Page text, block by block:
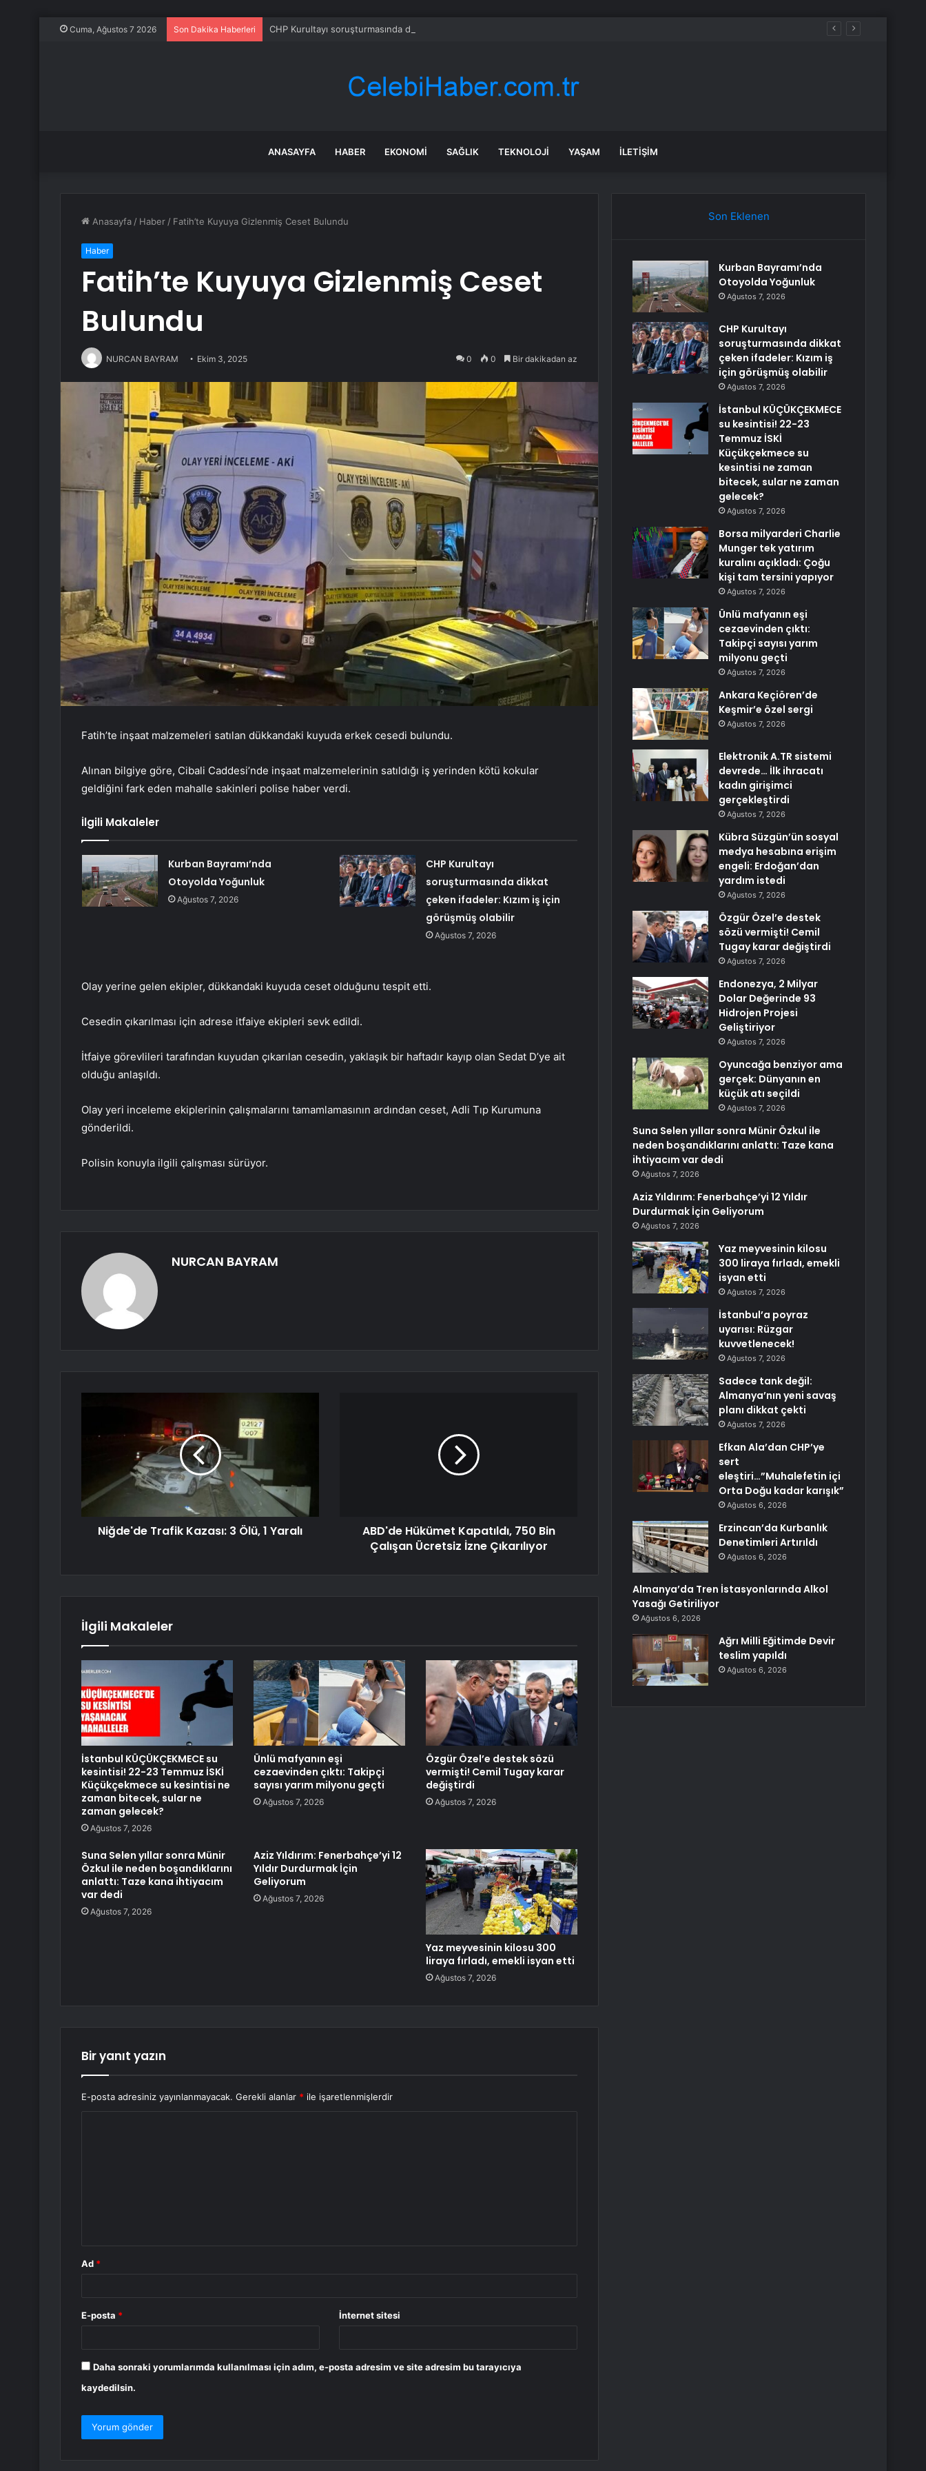
Cuma, Ağustos 7 2026 Son Dakika Haberleri CHP Kurultayı soruşturmasında dikkat çeken ifadeler: Kızım iş için görüşmüş olabilir
ANASAYFA HABER EKONOMI SAĞLIK TEKNOLOJI YAŞAM İLETIŞIM
Anasayfa / Haber / Fatih’te Kuyuya Gizlenmiş Ceset Bulundu
Haber
Fatih’te Kuyuya Gizlenmiş Ceset
Bulundu
NURCAN BAYRAM Ekim 3, 2025 0 0 Bir dakikadan az
Fatih’te inşaat malzemeleri satılan dükkandaki kuyuda erkek cesedi bulundu.
Alınan bilgiye göre, Cibali Caddesi’nde inşaat malzemelerinin satıldığı iş yerinden kötü kokular
geldiğini fark eden mahalle sakinleri polise haber verdi.
İlgili Makaleler
Kurban Bayramı’nda
Otoyolda Yoğunluk
Ağustos 7, 2026
CHP Kurultayı
soruşturmasında dikkat
çeken ifadeler: Kızım iş için
görüşmüş olabilir
Ağustos 7, 2026
Olay yerine gelen ekipler, dükkandaki kuyuda ceset olduğunu tespit etti.
Cesedin çıkarılması için adrese itfaiye ekipleri sevk edildi.
İtfaiye görevlileri tarafından kuyudan çıkarılan cesedin, yaklaşık bir haftadır kayıp olan Sedat D’ye ait
olduğu anlaşıldı.
Olay yeri inceleme ekiplerinin çalışmalarını tamamlamasının ardından ceset, Adli Tıp Kurumuna
gönderildi.
Polisin konuyla ilgili çalışması sürüyor.
NURCAN BAYRAM
Niğde'de Trafik Kazası: 3 Ölü, 1 Yaralı
ABD'de Hükümet Kapatıldı, 750 Bin
Çalışan Ücretsiz İzne Çıkarılıyor
İlgili Makaleler
İstanbul KÜÇÜKÇEKMECE su
kesintisi! 22-23 Temmuz İSKİ
Küçükçekmece su kesintisi ne
zaman bitecek, sular ne
zaman gelecek?
Ağustos 7, 2026
Ünlü mafyanın eşi
cezaevinden çıktı: Takipçi
sayısı yarım milyonu geçti
Ağustos 7, 2026
Özgür Özel’e destek sözü
vermişti! Cemil Tugay karar
değiştirdi
Ağustos 7, 2026
Suna Selen yıllar sonra Münir
Özkul ile neden boşandıklarını
anlattı: Taze kana ihtiyacım
var dedi
Ağustos 7, 2026
Aziz Yıldırım: Fenerbahçe’yi 12
Yıldır Durdurmak İçin
Geliyorum
Ağustos 7, 2026
Yaz meyvesinin kilosu 300
liraya fırladı, emekli isyan etti
Ağustos 7, 2026
Bir yanıt yazın
E-posta adresiniz yayınlanmayacak. Gerekli alanlar * ile işaretlenmişlerdir
Ad *
E-posta * İnternet sitesi
Daha sonraki yorumlarımda kullanılması için adım, e-posta adresim ve site adresim bu tarayıcıya
kaydedilsin.
Son Eklenen
Kurban Bayramı’nda
Otoyolda Yoğunluk
Ağustos 7, 2026
CHP Kurultayı
soruşturmasında dikkat
çeken ifadeler: Kızım iş
için görüşmüş olabilir
Ağustos 7, 2026
İstanbul KÜÇÜKÇEKMECE
su kesintisi! 22-23
Temmuz İSKİ
Küçükçekmece su
kesintisi ne zaman
bitecek, sular ne zaman
gelecek?
Ağustos 7, 2026
Borsa milyarderi Charlie
Munger tek yatırım
kuralını açıkladı: Çoğu
kişi tam tersini yapıyor
Ağustos 7, 2026
Ünlü mafyanın eşi
cezaevinden çıktı:
Takipçi sayısı yarım
milyonu geçti
Ağustos 7, 2026
Ankara Keçiören’de
Keşmir’e özel sergi
Ağustos 7, 2026
Elektronik A.TR sistemi
devrede… İlk ihracatı
kadın girişimci
gerçekleştirdi
Ağustos 7, 2026
Kübra Süzgün’ün sosyal
medya hesabına erişim
engeli: Erdoğan’dan
yardım istedi
Ağustos 7, 2026
Özgür Özel’e destek
sözü vermişti! Cemil
Tugay karar değiştirdi
Ağustos 7, 2026
Endonezya, 2 Milyar
Dolar Değerinde 93
Hidrojen Projesi
Geliştiriyor
Ağustos 7, 2026
Oyuncağa benziyor ama
gerçek: Dünyanın en
küçük atı seçildi
Ağustos 7, 2026
Suna Selen yıllar sonra Münir Özkul ile
neden boşandıklarını anlattı: Taze kana
ihtiyacım var dedi
Ağustos 7, 2026
Aziz Yıldırım: Fenerbahçe’yi 12 Yıldır
Durdurmak İçin Geliyorum
Ağustos 7, 2026
Yaz meyvesinin kilosu
300 liraya fırladı, emekli
isyan etti
Ağustos 7, 2026
İstanbul’a poyraz
uyarısı: Rüzgar
kuvvetlenecek!
Ağustos 7, 2026
Sadece tank değil:
Almanya’nın yeni savaş
planı dikkat çekti
Ağustos 7, 2026
Efkan Ala’dan CHP’ye
sert
eleştiri…”Muhalefetin içi
Orta Doğu kadar karışık”
Ağustos 6, 2026
Erzincan’da Kurbanlık
Denetimleri Artırıldı
Ağustos 6, 2026
Almanya’da Tren İstasyonlarında Alkol
Yasağı Getiriliyor
Ağustos 6, 2026
Ağrı Milli Eğitimde Devir
teslim yapıldı
Ağustos 6, 2026